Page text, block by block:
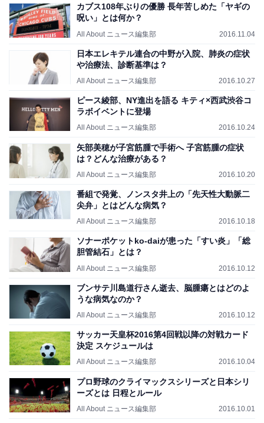
カブス108年ぶりの優勝 長年苦しめた「ヤギの
呪い」とは何か？
All About ニュース編集部 2016.11.04
日本エレキテル連合の中野が入院、肺炎の症状
や治療法、診断基準は？
All About ニュース編集部 2016.10.27
ピース綾部、NY進出を語る キティ×西武渋谷コ
ラボイベントに登場
All About ニュース編集部 2016.10.24
矢部美穂が子宮筋腫で手術へ 子宮筋腫の症状
は？どんな治療がある？
All About ニュース編集部 2016.10.20
番組で発覚、ノンスタ井上の「先天性大動脈二
尖弁」とはどんな病気？
All About ニュース編集部 2016.10.18
ソナーポケットko-daiが患った「すい炎」「総
胆管結石」とは？
All About ニュース編集部 2016.10.12
ブンサテ川島道行さん逝去、脳腫瘍とはどのよ
うな病気なのか？
All About ニュース編集部 2016.10.12
サッカー天皇杯2016第4回戦以降の対戦カード
決定 スケジュールは
All About ニュース編集部 2016.10.04
プロ野球のクライマックスシリーズと日本シリ
ーズとは 日程とルール
All About ニュース編集部 2016.10.01